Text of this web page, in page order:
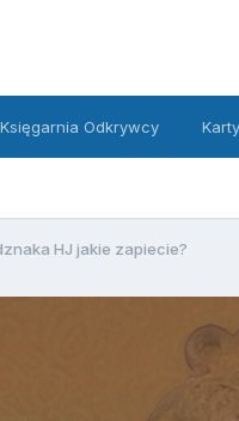
Księgarnia Odkrywcy
HJ jakie zapiecie?